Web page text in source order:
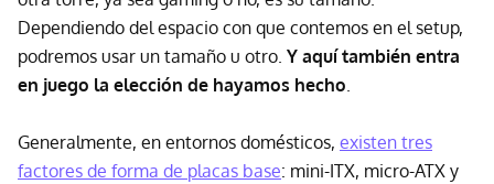
Dependiendo del espacio con que contemos en el setup,
podremos usar un tamaño u otro. Y aquí también entra
en juego la elección de hayamos hecho.
Generalmente, en entornos domésticos, existen tres
factores de forma de placas base: mini-ITX, micro-ATX y